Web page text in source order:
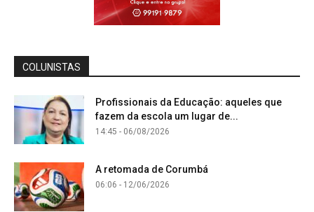
COLUNISTAS
Profissionais da Educação: aqueles que
fazem da escola um lugar de...
14:45 - 06/08/2026
A retomada de Corumbá
06:06 - 12/06/2026